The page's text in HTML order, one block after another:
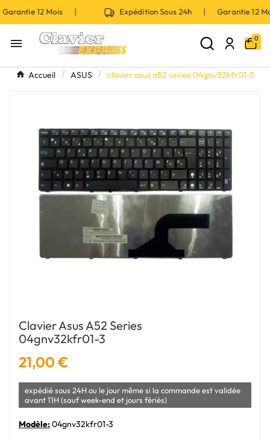
12 Mois | Expédition Sous 24h | Garantie 12
 0
Accueil ASUS clavier asus a52 series 04gnv32kfr01-3
Clavier Asus A52 Series
04gnv32kfr01-3
21,00 €
expédié sous 24H ou le jour même si la commande est validée
avant 11H (sauf week-end et jours fériés)
Modèle:04gnv32kfr01-3